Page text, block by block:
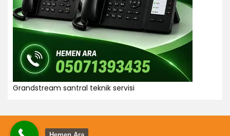
Grandstream santral teknik servisi